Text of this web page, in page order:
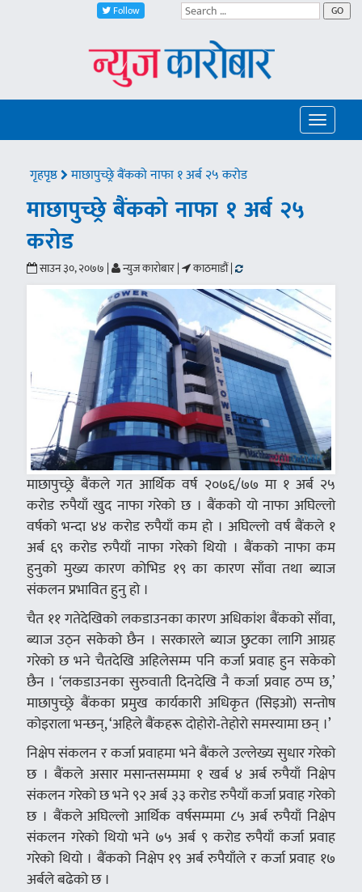
Follow GO
Toggle
गृहपृष्ठ माछापुच्छ्रे बैंकको नाफा १ अर्ब २५ करोड
माछापुच्छ्रे बैंकको नाफा १ अर्ब २५
करोड
साउन ३०, २०७७ | न्युज कारोबार | काठमाडौं |
माछापुच्छ्रे बैंकले गत आर्थिक वर्ष २०७६/७७ मा १ अर्ब २५
करोड रुपैयाँ खुद नाफा गरेको छ । बैंकको यो नाफा अघिल्लो
वर्षको भन्दा ४४ करोड रुपैयाँ कम हो । अघिल्लो वर्ष बैंकले १
अर्ब ६९ करोड रुपैयाँ नाफा गरेको थियो । बैंकको नाफा कम
हुनुको मुख्य कारण कोभिड १९ का कारण साँवा तथा ब्याज
संकलन प्रभावित हुनु हो ।
चैत ११ गतेदेखिको लकडाउनका कारण अधिकांश बैंकको साँवा,
ब्याज उठ्न सकेको छैन । सरकारले ब्याज छुटका लागि आग्रह
गरेको छ भने चैतदेखि अहिलेसम्म पनि कर्जा प्रवाह हुन सकेको
छैन । ‘लकडाउनका सुरुवाती दिनदेखि नै कर्जा प्रवाह ठप्प छ,’
माछापुच्छ्रे बैंकका प्रमुख कार्यकारी अधिकृत (सिइओ) सन्तोष
कोइराला भन्छन्, ‘अहिले बैंकहरू दोहोरो‑तेहोरो समस्यामा छन् ।’
निक्षेप संकलन र कर्जा प्रवाहमा भने बैंकले उल्लेख्य सुधार गरेको
छ । बैंकले असार मसान्तसम्ममा १ खर्ब ४ अर्ब रुपैयाँ निक्षेप
संकलन गरेको छ भने ९२ अर्ब ३३ करोड रुपैयाँ कर्जा प्रवाह गरेको
छ । बैंकले अघिल्लो आर्थिक वर्षसम्ममा ८५ अर्ब रुपैयाँ निक्षेप
संकलन गरेको थियो भने ७५ अर्ब ९ करोड रुपैयाँ कर्जा प्रवाह
गरेको थियो । बैंकको निक्षेप १९ अर्ब रुपैयाँले र कर्जा प्रवाह १७
अर्बले बढेको छ ।